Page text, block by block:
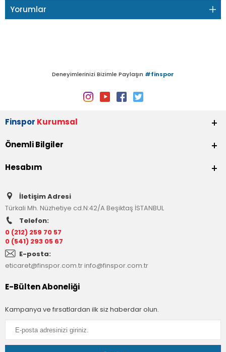
Yorumlar
Deneyimlerinizi Bizimle Paylaşın #finspor
Finspor Kurumsal
Önemli Bilgiler
Hesabım
İletişim Adresi
Türkali Mh. Nüzhetiye cd.N:42/A Beşiktaş İSTANBUL
Telefon:
0 (212) 259 70 57
0 (541) 293 05 67
E-posta:
eticaret@finspor.com.trinfo@finspor.com.tr
E-Bülten Aboneliği
Kampanya ve fırsatlardan ilk siz haberdar olun.